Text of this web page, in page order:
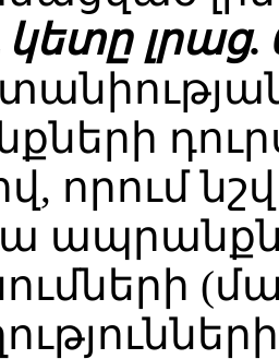
կետը լրաց.
որում